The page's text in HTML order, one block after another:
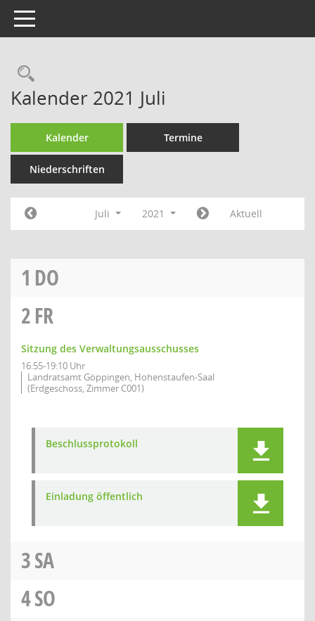
Toggle navigation
Rechercheauswahl
Kalender 2021 Juli
Kalender Termine
Niederschriften
Juli 2021 Aktuell
1 DO
2FR
Sitzung des Verwaltungsausschusses
16:55-19:10 Uhr
Landratsamt Göppingen, Hohenstaufen-Saal
(Erdgeschoss, Zimmer C001)
Beschlussprotokoll
Einladung öffentlich
3SA
4SO